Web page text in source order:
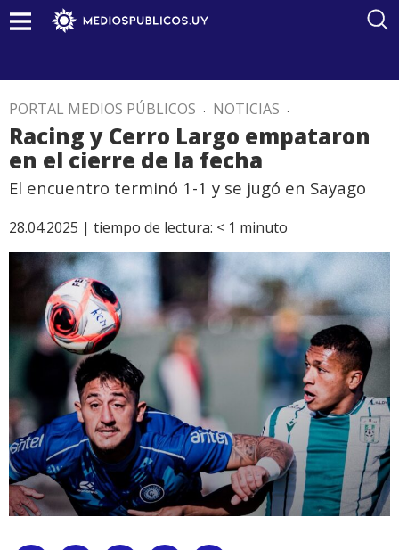
PORTAL MEDIOS PÚBLICOS . NOTICIAS .
Racing y Cerro Largo empataron
en el cierre de la fecha
El encuentro terminó 1-1 y se jugó en Sayago
28.04.2025 | tiempo de lectura: < 1 minuto